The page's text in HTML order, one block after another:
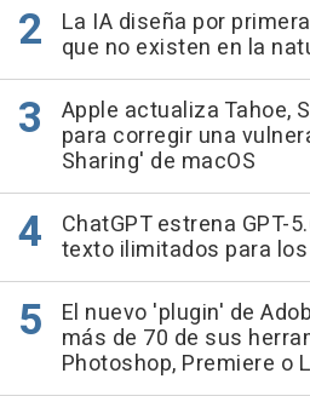
La IA diseña por
que no existen en la
Apple actualiza Tahoe,
para corregir una
Sharing' de macOS
ChatGPT estrena GPT-
texto ilimitados para
El nuevo 'plugin' de
más de 70 de sus
Photoshop, Premiere o